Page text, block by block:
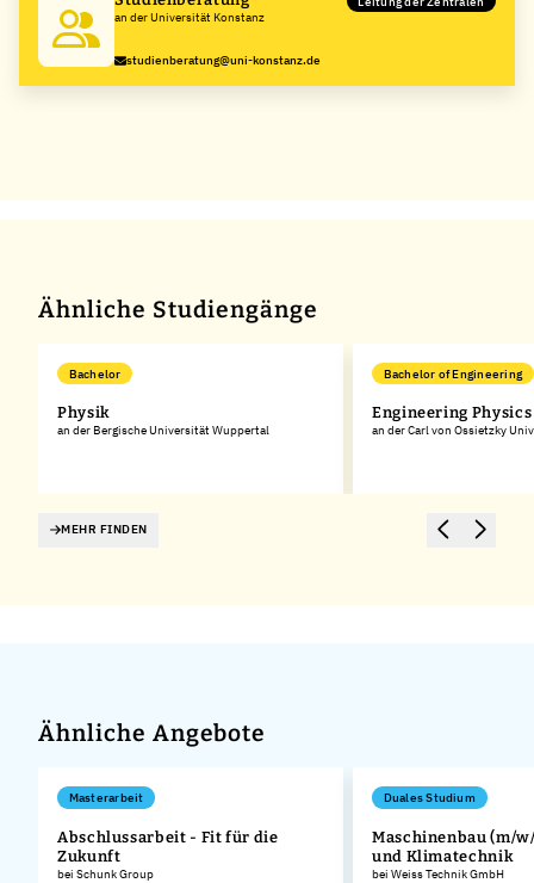
an der Universität Konstanz
studienberatung@uni-konstanz.de
Ähnliche Studiengänge
Bachelor
Physik
an der Bergische Universität Wuppertal
Bachelor of Engineering
Engineering Physics
an der Carl von Ossietzky
MEHR FINDEN
Ähnliche Angebote
Masterarbeit
Abschlussarbeit - Fit für die
Zukunft
bei Schunk Group
Duales Studium
Maschinenbau (m/
und Klimatechnik
bei Weiss Technik GmbH